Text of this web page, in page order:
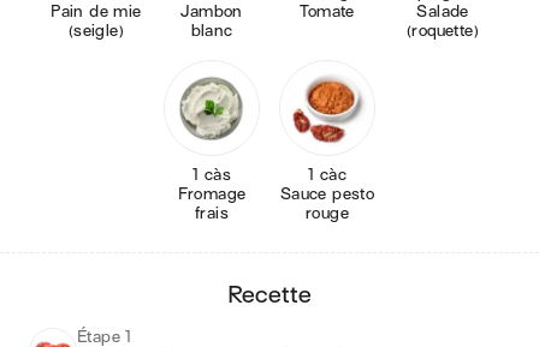
Pain de mie
(seigle)
Jambon
blanc
Tomate
Salade
(roquette)
1 càs
Fromage
frais
1 càc
Sauce pesto
rouge
recette
Étape 1